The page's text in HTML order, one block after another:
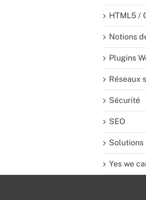
HTML5 /
Notions
Plugins
Réseaux
Sécurité
SEO
Solutions
Yes we